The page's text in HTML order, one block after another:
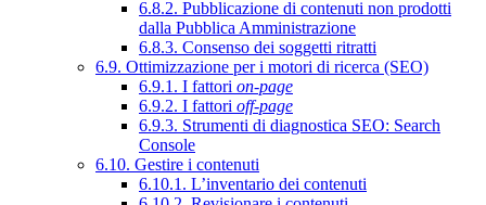
6.8.2. Pubblicazione di contenuti non prodotti
dalla Pubblica Amministrazione
6.8.3. Consenso dei soggetti ritratti
6.9. Ottimizzazione per i motori di ricerca (SEO)
6.9.1. I fattori on-page
6.9.2. I fattori off-page
6.9.3. Strumenti di diagnostica SEO: Search
Console
6.10. Gestire i contenuti
6.10.1. L’inventario dei contenuti